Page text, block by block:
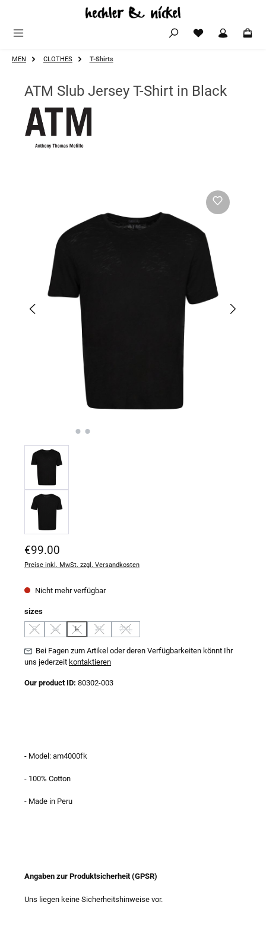
Zum Hauptinhalt springen
MEN CLOTHES T-Shirts
ATM Slub Jersey T-Shirt in Black
Regulärer Preis:
€99.00
Preise inkl. MwSt. zzgl. Versandkosten
Nicht mehr verfügbar
sizesauswählen
S
(Diese Option ist zurzeit nicht verfügbar.)
M
(Diese Option ist zurzeit nicht verfügbar.)
L
(Diese Option ist zurzeit nicht verfügbar.)
XL
(Diese Option ist zurzeit nicht verfügbar.)
2XL
(Diese Option ist zurzeit nicht verfügbar.)
Bei Fagen zum Artikel oder deren Verfügbarkeiten könnt Ihr
uns jederzeit kontaktieren
Our product ID: 80302-003
- Model: am4000fk
- 100% Cotton
- Made in Peru
Angaben zur Produktsicherheit (GPSR)
Uns liegen keine Sicherheitshinweise vor.